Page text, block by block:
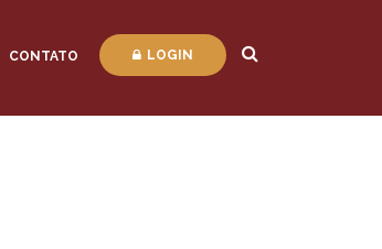
CONTATO LOGIN